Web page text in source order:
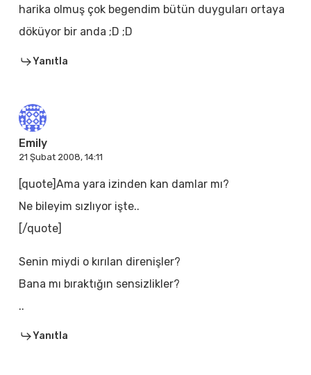
harika olmuş çok begendim bütün duyguları ortaya
döküyor bir anda ;D ;D
Yanıtla
Emily
21 Şubat 2008, 14:11
[quote]Ama yara izinden kan damlar mı?
Ne bileyim sızlıyor işte..
[/quote]
Senin miydi o kırılan direnişler?
Bana mı bıraktığın sensizlikler?
..
Yanıtla